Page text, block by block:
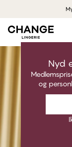
Nyd
og